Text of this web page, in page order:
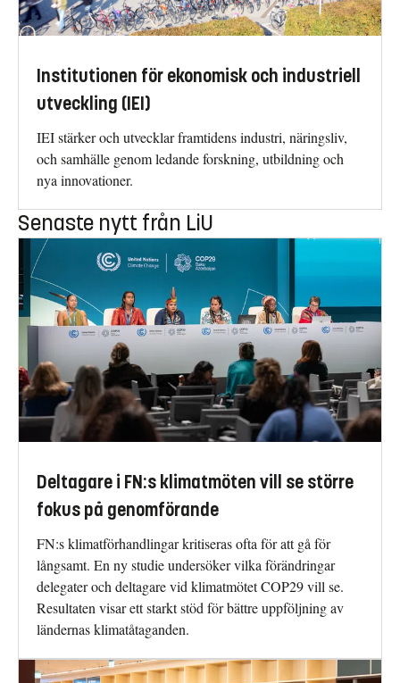
Institutionen för ekonomisk och industriell
utveckling (IEI)
IEI stärker och utvecklar framtidens industri, näringsliv,
och samhälle genom ledande forskning, utbildning och
nya innovationer.
Senaste nytt från LiU
Deltagare i FN:s klimatmöten vill se större
fokus på genomförande
FN:s klimatförhandlingar kritiseras ofta för att gå för
långsamt. En ny studie undersöker vilka förändringar
delegater och deltagare vid klimatmötet COP29 vill se.
Resultaten visar ett starkt stöd för bättre uppföljning av
ländernas klimatåtaganden.